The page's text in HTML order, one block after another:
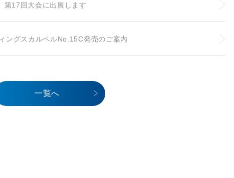
17回大会に出展します
ングスカルペルNo.15C発売のご案内
一覧へ